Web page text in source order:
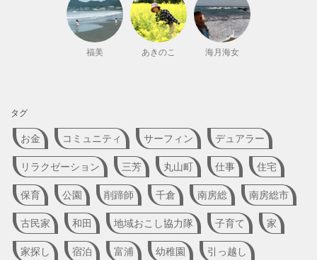
福美 あきのこ 海月海女
タグ
お金 コミュニティ サーフィン デュアラー
リラクゼーション 三芳 丸山町 仕事 住宅
保育 公園 削蹄師 千倉 南房総 南房総市
古民家 和田 地域おこし協力隊 子育て 家
家探し 宿泊 富浦 幼稚園 引っ越し